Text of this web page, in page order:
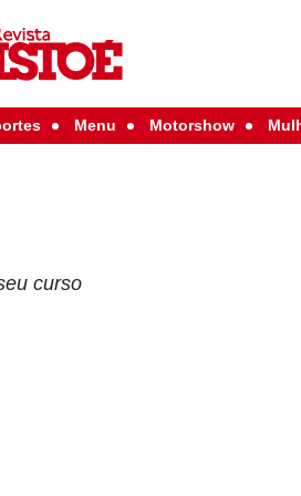
Menu Motorshow
curso